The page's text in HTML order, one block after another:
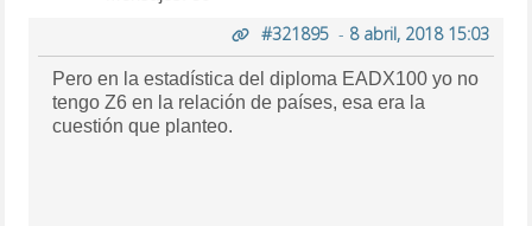
#321895- 8 abril, 2018 15:03
Pero en la estadística del diploma EADX100 yo no
tengo Z6 en la relación de países, esa era la
cuestión que planteo.